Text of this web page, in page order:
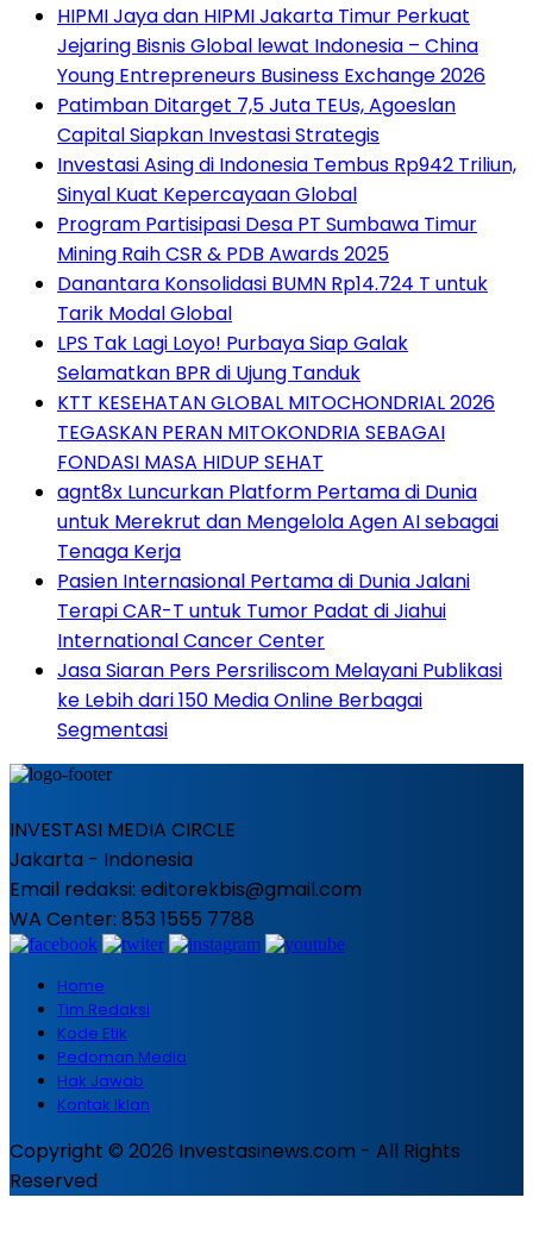
HIPMI Jaya dan HIPMI Jakarta Timur Perkuat
Jejaring Bisnis Global lewat Indonesia – China
Young Entrepreneurs Business Exchange 2026
Patimban Ditarget 7,5 Juta TEUs, Agoeslan
Capital Siapkan Investasi Strategis
Investasi Asing di Indonesia Tembus Rp942 Triliun,
Sinyal Kuat Kepercayaan Global
Program Partisipasi Desa PT Sumbawa Timur
Mining Raih CSR & PDB Awards 2025
Danantara Konsolidasi BUMN Rp14.724 T untuk
Tarik Modal Global
LPS Tak Lagi Loyo! Purbaya Siap Galak
Selamatkan BPR di Ujung Tanduk
KTT KESEHATAN GLOBAL MITOCHONDRIAL 2026
TEGASKAN PERAN MITOKONDRIA SEBAGAI
FONDASI MASA HIDUP SEHAT
agnt8x Luncurkan Platform Pertama di Dunia
untuk Merekrut dan Mengelola Agen AI sebagai
Tenaga Kerja
Pasien Internasional Pertama di Dunia Jalani
Terapi CAR-T untuk Tumor Padat di Jiahui
International Cancer Center
Jasa Siaran Pers Persriliscom Melayani Publikasi
ke Lebih dari 150 Media Online Berbagai
Segmentasi
INVESTASI MEDIA CIRCLE
Jakarta - Indonesia
Email redaksi: editorekbis@gmail.com
WA Center: 853 1555 7788
Home
Tim Redaksi
Kode Etik
Pedoman Media
Hak Jawab
Kontak Iklan
Copyright © 2026 Investasinews.com - All Rights
Reserved